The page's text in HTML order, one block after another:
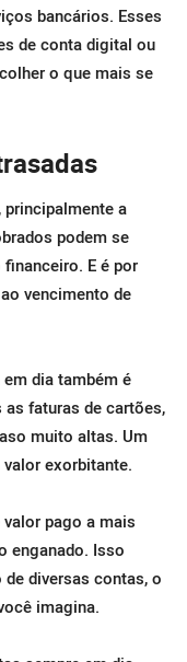
bancários. Esses
de conta digital ou
o que mais se
, principalmente a
podem se
E é por
vencimento de
dia também é
faturas de cartões,
muito altas. Um
exorbitante.
valor pago a mais
enganado. Isso
diversas contas, o
imagina.